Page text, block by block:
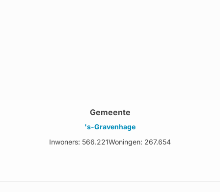
Gemeente
's-Gravenhage
Inwoners: 566.221Woningen: 267.654